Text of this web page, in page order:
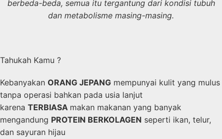
berbeda-beda, semua itu tergantung dari kondisi tubuh
dan metabolisme masing-masing.
Tahukah Kamu ?
Kebanyakan ORANG JEPANG mempunyai kulit yang mulus
tanpa operasi bahkan pada usia lanjut
karena TERBIASA makan makanan yang banyak
mengandung PROTEIN BERKOLAGEN seperti ikan, telur,
dan sayuran hijau